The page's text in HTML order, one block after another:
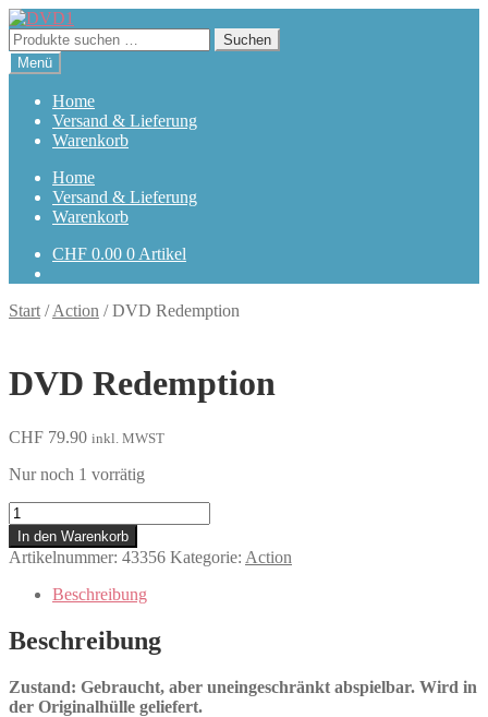
Zur
Navigation
springen
Zum
Inhalt
springen
Suchen
nach:
Suchen
Menü
Home
Versand & Lieferung
Warenkorb
Home
Versand & Lieferung
Warenkorb
CHF 0.00 0 Artikel
Start /Action /DVD Redemption
DVD Redemption
CHF 79.90 inkl. MWST
Nur noch 1 vorrätig
Redemption
Menge
In den Warenkorb
Artikelnummer: 43356 Kategorie: Action
Beschreibung
Beschreibung
Zustand: Gebraucht, aber uneingeschränkt abspielbar. Wird in
der Originalhülle geliefert.